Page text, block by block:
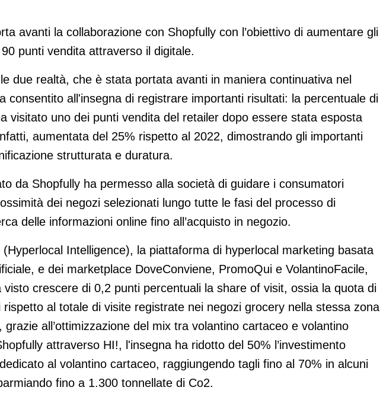
e Shopfully ancora insieme
avanti la collaborazione con Shopfully con l’obiettivo di aumentare gli
punti vendita attraverso il digitale.
due realtà, che è stata portata avanti in maniera continuativa nel
consentito all'insegna di registrare importanti risultati: la percentuale di
visitato uno dei punti vendita del retailer dopo essere stata esposta
aumentata del 25% rispetto al 2022, dimostrando gli importanti
strutturata e duratura.
da Shopfully ha permesso alla società di guidare i consumatori
dei negozi selezionati lungo tutte le fasi del processo di
delle informazioni online fino all’acquisto in negozio.
(Hyperlocal Intelligence), la piattaforma di hyperlocal marketing basata
e dei marketplace DoveConviene, PromoQui e VolantinoFacile,
visto crescere di 0,2 punti percentuali la share of visit, ossia la quota di
rispetto al totale di visite registrate nei negozi grocery nella stessa zona
all’ottimizzazione del mix tra volantino cartaceo e volantino
attraverso HI!, l'insegna ha ridotto del 50% l’investimento
al volantino cartaceo, raggiungendo tagli fino al 70% in alcuni
fino a 1.300 tonnellate di Co2.